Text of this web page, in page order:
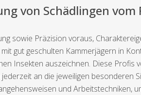
von Schädlingen vom
sowie Präzision voraus,
gut geschulten Kammerjägern in
Insekten auszeichnen. Diese Profis
an die jeweiligen besonderen
und Arbeitstechniken,